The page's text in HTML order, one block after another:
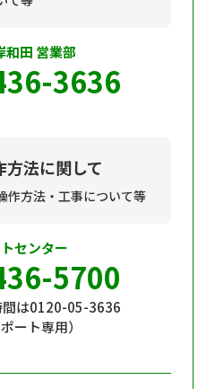
和田 営業部
3636
方法に関して
作方法・工事について等
センター
5700
は0120-05-3636
ート専用）